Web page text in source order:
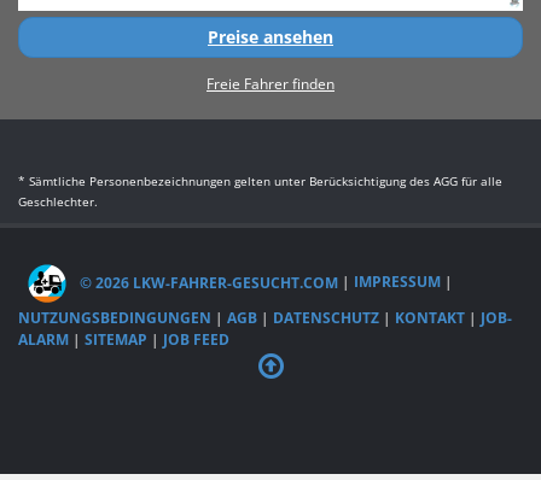
Preise ansehen
Freie Fahrer finden
* Sämtliche Personenbezeichnungen gelten unter Berücksichtigung des AGG für alle
Geschlechter.
© 2026 LKW-FAHRER-GESUCHT.COM | IMPRESSUM |
NUTZUNGSBEDINGUNGEN | AGB | DATENSCHUTZ | KONTAKT | JOB-
ALARM | SITEMAP | JOB FEED